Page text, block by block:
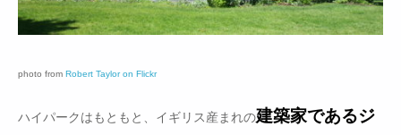
photo from Robert Taylor on Flickr
ハイパークはもともと、イギリス産まれの建築家であるジ